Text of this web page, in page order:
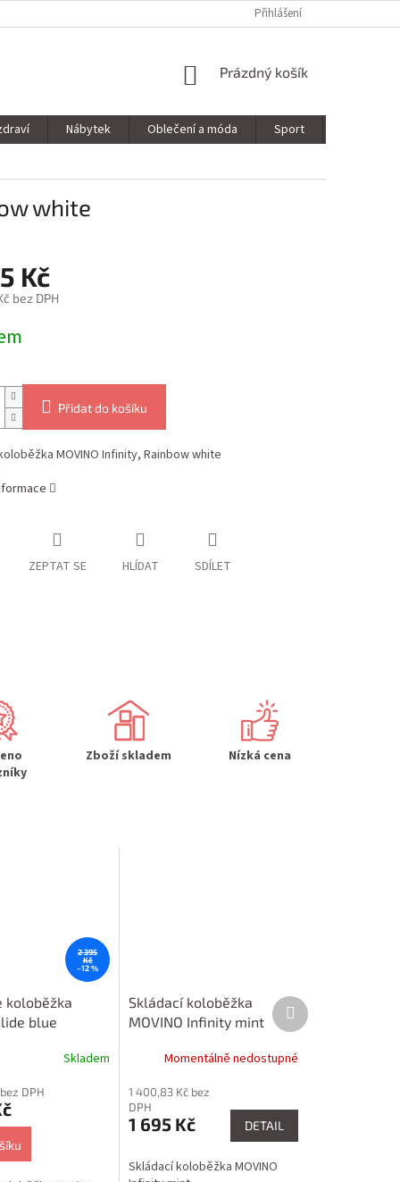
Přihlášení
NÁKUPNÍ
Prázdný košík
Nábytek Oblečení a móda Sport
white
Kč
bez DPH
Přidat do košíku
MOVINO Infinity, Rainbow white
ZEPTAT SE HLÍDAT SDÍLET
Zboží skladem Nízká cena
2 395
Kč
–12 %
koloběžka
blue
Skladem
DPH
Skládací koloběžka
MOVINO Infinity mint
Momentálně nedostupné
1 400,83 Kč bez
DPH
1 695 Kč DETAIL
Skládací koloběžka MOVINO
Další
produkt